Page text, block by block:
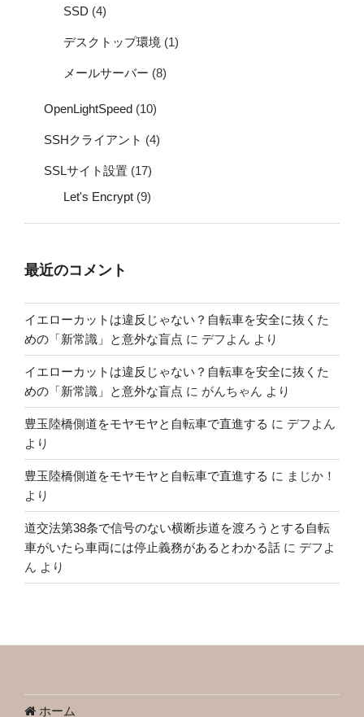
SSD (4)
デスクトップ環境 (1)
メールサーバー (8)
OpenLightSpeed (10)
SSHクライアント (4)
SSLサイト設置 (17)
Let's Encrypt (9)
最近のコメント
イエローカットは違反じゃない？自転車を安全に抜くた
めの「新常識」と意外な盲点 に デフよん より
イエローカットは違反じゃない？自転車を安全に抜くた
めの「新常識」と意外な盲点 に がんちゃん より
豊玉陸橋側道をモヤモヤと自転車で直進する に デフよん
より
豊玉陸橋側道をモヤモヤと自転車で直進する に まじか！
より
道交法第38条で信号のない横断歩道を渡ろうとする自転
車がいたら車両には停止義務があるとわかる話 に デフよ
ん より
ホーム